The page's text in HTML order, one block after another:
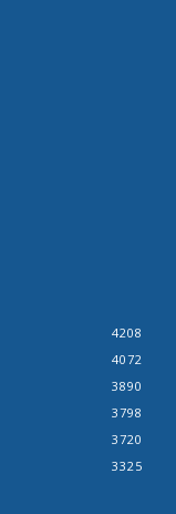
4208
4072
3890
3798
3720
3325